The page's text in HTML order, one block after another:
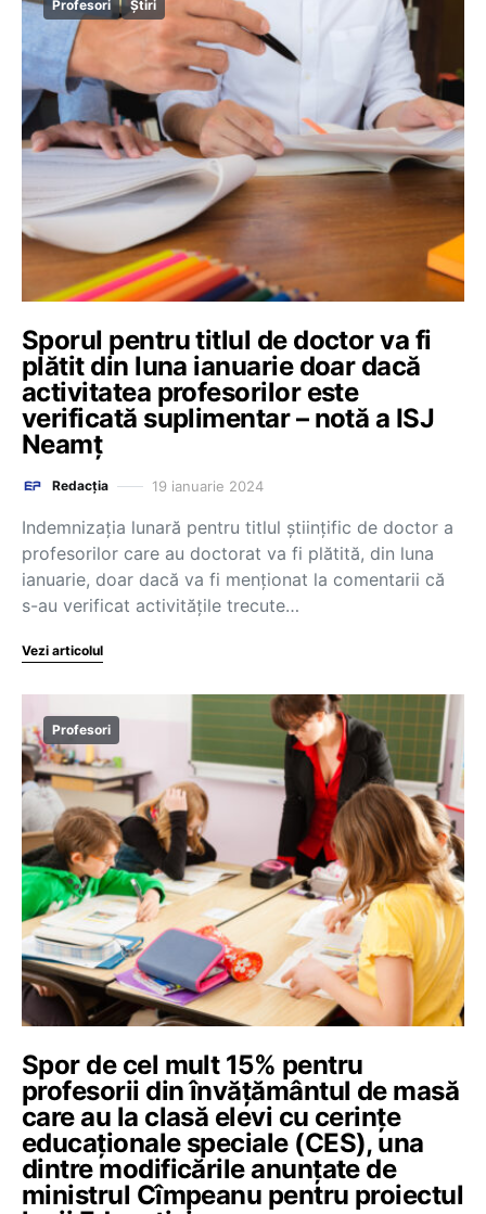
Profesori Știri
Sporul pentru titlul de doctor va fi
plătit din luna ianuarie doar dacă
activitatea profesorilor este
verificată suplimentar – notă a ISJ
Neamț
Redacția 19 ianuarie 2024
Indemnizația lunară pentru titlul științific de doctor a
profesorilor care au doctorat va fi plătită, din luna
ianuarie, doar dacă va fi menționat la comentarii că
s-au verificat activitățile trecute…
Vezi articolul
Profesori
Spor de cel mult 15% pentru
profesorii din învățământul de masă
care au la clasă elevi cu cerințe
educaționale speciale (CES), una
dintre modificările anunțate de
ministrul Cîmpeanu pentru proiectul